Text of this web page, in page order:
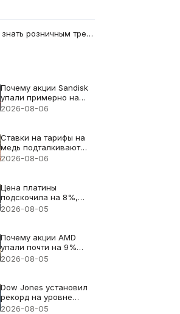
Что следует знать розничным трейдерам перед торговлей золотом
Почему акции Sandisk
упали примерно на
13% несмотря на
2026-08-06
Ставки на тарифы на
медь подталкивают
цену меди к рекорду
2026-08-06
Цена платины
подскочила на 8%,
поскольку дефицит
внимания
2026-08-05
Почему акции AMD
упали почти на 9%
несмотря на
2026-08-05
Dow Jones установил
рекорд на уровне
54,085: Caterpillar дал
2026-08-05